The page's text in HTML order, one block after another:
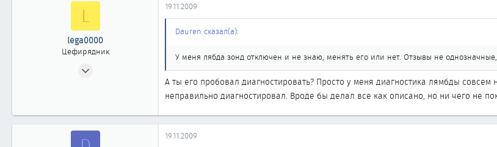
Семей, Казахстан
L
lega0000
Цефирядник
61
19.11.2009
Dauren сказал(а):
У меня лябда зонд отключен и не знаю, менять его или нет. Отзывы не
А ты его пробовал диагностировать? Просто у меня диагностика лямбды
неправильно диагностировал. Вроде бы делал все как описано, но ни чего не
19.11.2009